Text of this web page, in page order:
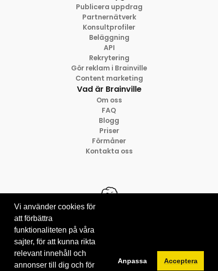
Publicera uppdrag
Partnernätverk
Konsultprofiler
Beläggning
API
Rekrytering
Gör reklam i Brainville
Content marketing
Vad är Brainville
Om oss
FAQ
Blogg
Priser
Förmåner
Kontakta oss
© 2012-2026 Brainville AB
Villkor för tjänsten
Cookies
Vi använder cookies för
att förbättra
funktionaliteten på våra
sajter, för att kunna rikta
relevant innehåll och
annonser till dig och för
Anpassa Acceptera